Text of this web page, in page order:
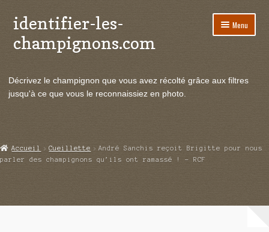
Aller
à
la
Aller
au
contenu
identifier-les-
champignons.com
Menu
le
Actualités
menu
Echanges et contacts
Ouvrir
Décrivez le champignon que vous avez récolté grâce aux filtres
jusqu'à ce que vous le reconnaissiez en photo.
Accueil Cueillette
André Sanchis reçoit Brigitte pour nous
parler des champignons qu’ils ont ramassé ! – RCF